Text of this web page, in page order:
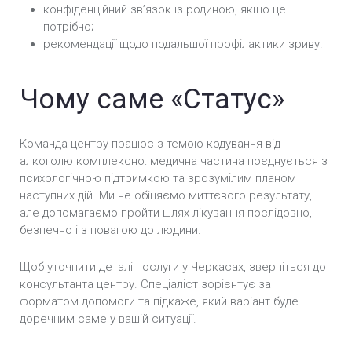
конфіденційний звʼязок із родиною, якщо це
потрібно;
рекомендації щодо подальшої профілактики зриву.
Чому саме «Статус»
Команда центру працює з темою кодування від
алкоголю комплексно: медична частина поєднується з
психологічною підтримкою та зрозумілим планом
наступних дій. Ми не обіцяємо миттєвого результату,
але допомагаємо пройти шлях лікування послідовно,
безпечно і з повагою до людини.
Щоб уточнити деталі послуги у Черкасах, зверніться до
консультанта центру. Спеціаліст зорієнтує за
форматом допомоги та підкаже, який варіант буде
доречним саме у вашій ситуації.